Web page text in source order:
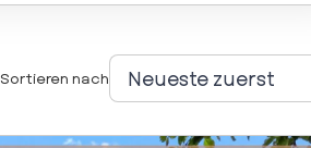
Sortieren nach